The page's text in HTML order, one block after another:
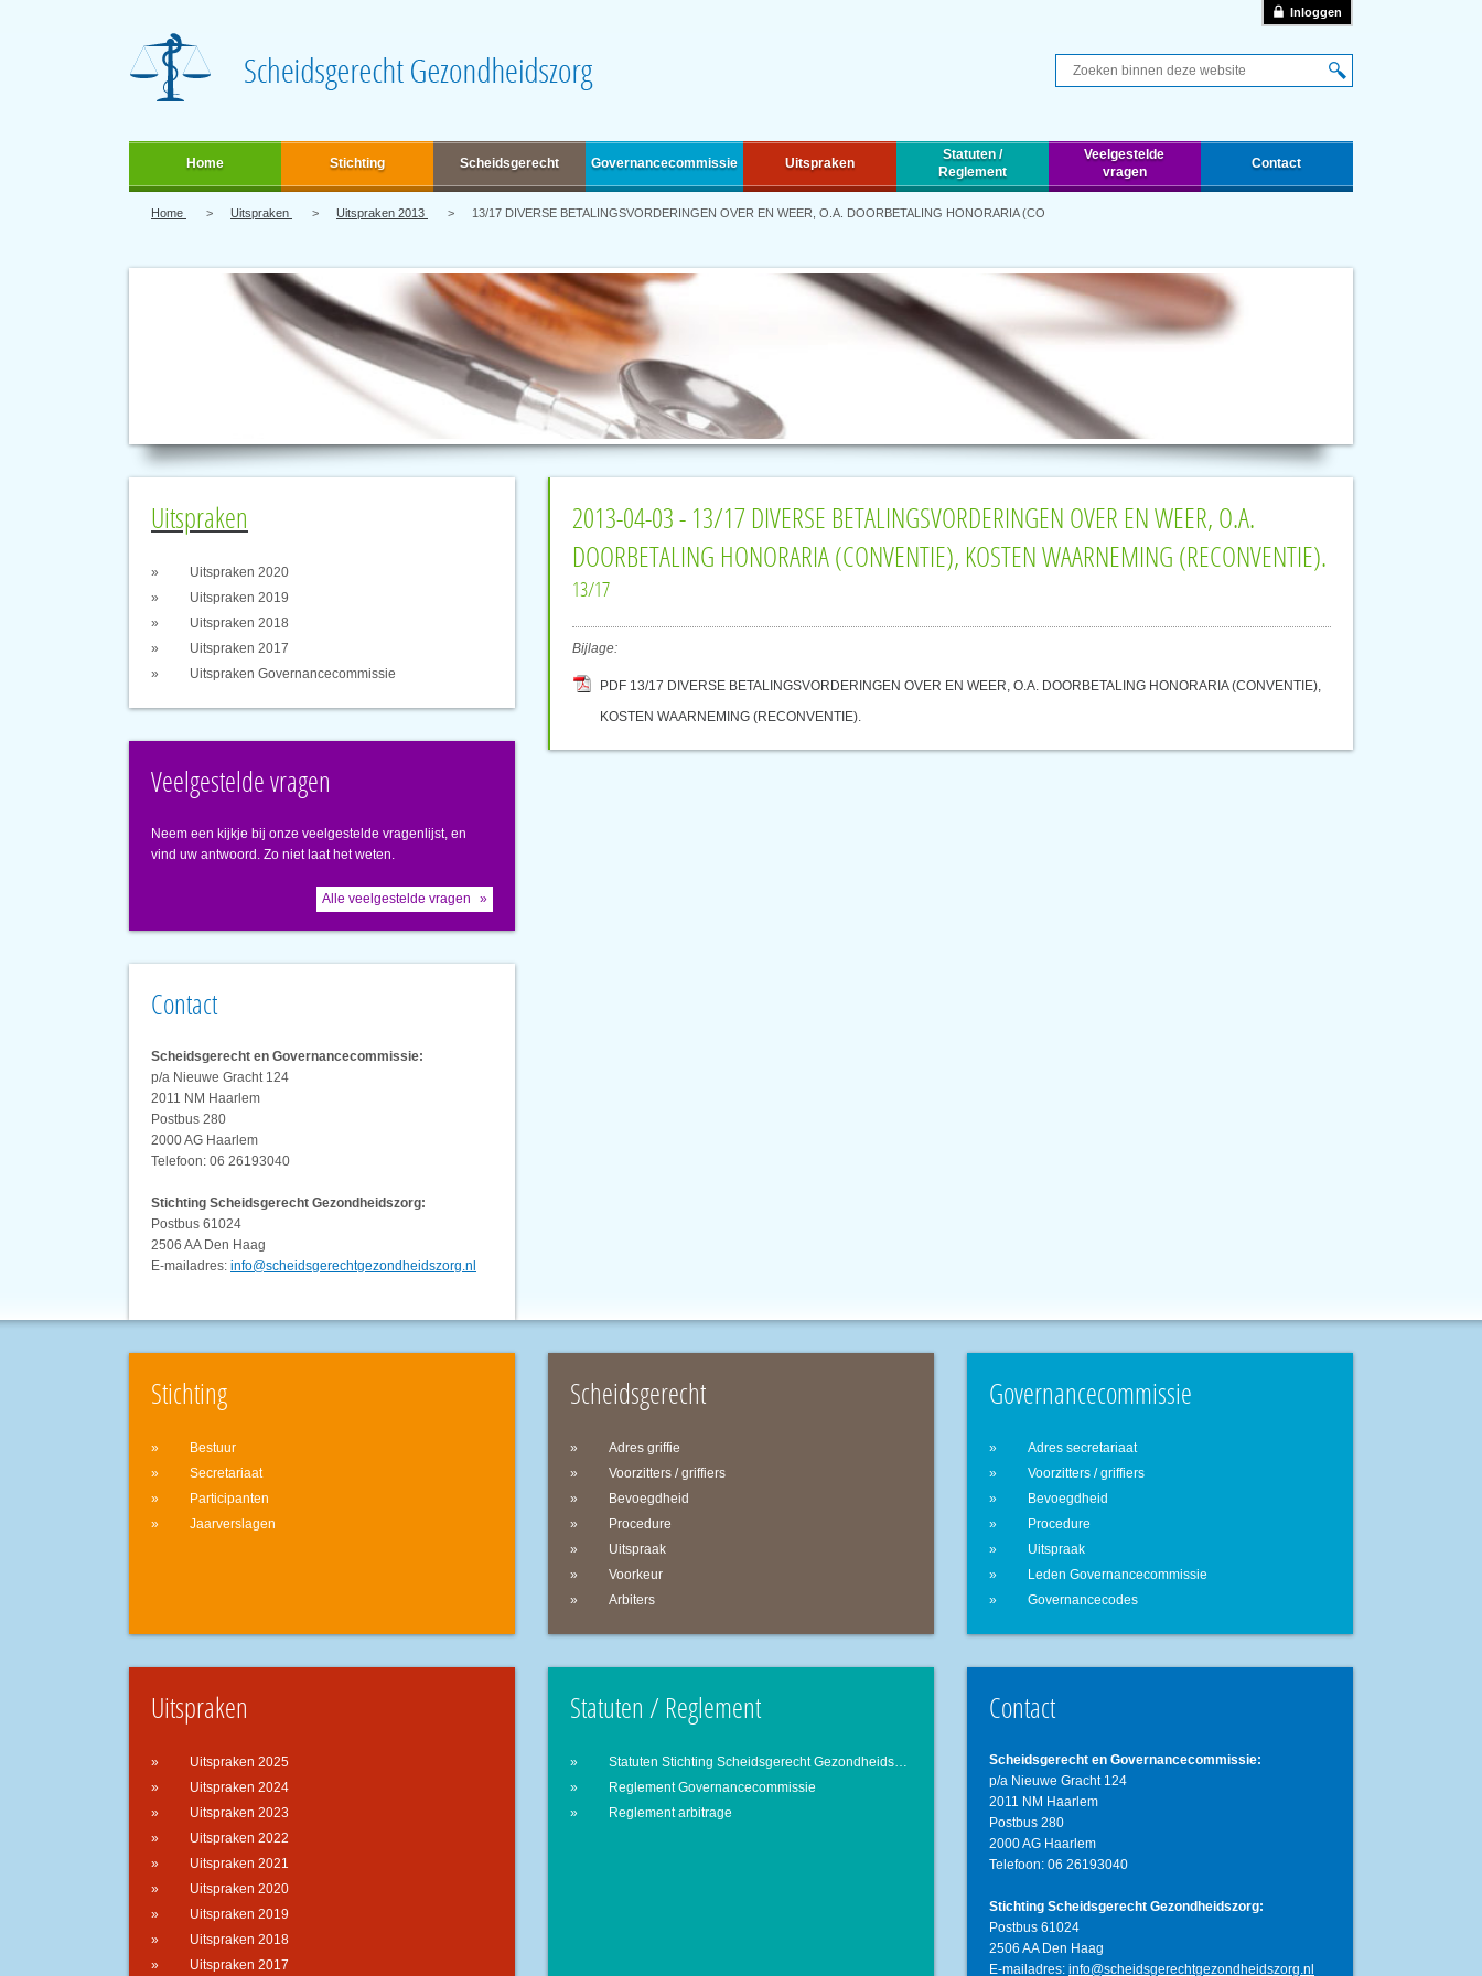
Inloggen
Q
Home Stichting Scheidsgerecht Governancecommissie Uitspraken
Statuten /
Reglement
Veelgestelde
vragen
Contact
Home Uitspraken Uitspraken 2013 13/17 DIVERSE BETALINGSVORDERINGEN OVER EN WEER, O.A. DOORBETALING HONORARIA (CO
Uitspraken
Uitspraken 2020
Uitspraken 2019
Uitspraken 2018
Uitspraken 2017
Uitspraken Governancecommissie
Veelgestelde vragen
Neem een kijkje bij onze veelgestelde vragenlijst, en
vind uw antwoord. Zo niet laat het weten.
Alle veelgestelde vragen
Contact
Scheidsgerecht en Governancecommissie:
p/a Nieuwe Gracht 124
2011 NM Haarlem
Postbus 280
2000 AG Haarlem
Telefoon: 06 26193040
Stichting Scheidsgerecht Gezondheidszorg:
Postbus 61024
2506 AA Den Haag
E-mailadres: info@scheidsgerechtgezondheidszorg.nl
2013-04-03 - 13/17 DIVERSE BETALINGSVORDERINGEN OVER EN WEER, O.A.
DOORBETALING HONORARIA (CONVENTIE), KOSTEN WAARNEMING (RECONVENTIE).
13/17
Bijlage:
PDF 13/17 DIVERSE BETALINGSVORDERINGEN OVER EN WEER, O.A. DOORBETALING HONORARIA (CONVENTIE),
KOSTEN WAARNEMING (RECONVENTIE).
Stichting
Bestuur
Secretariaat
Participanten
Jaarverslagen
Scheidsgerecht
Adres griffie
Voorzitters / griffiers
Bevoegdheid
Procedure
Uitspraak
Voorkeur
Arbiters
Governancecommissie
Adres secretariaat
Voorzitters / griffiers
Bevoegdheid
Procedure
Uitspraak
Leden Governancecommissie
Governancecodes
Uitspraken
Uitspraken 2025
Uitspraken 2024
Uitspraken 2023
Uitspraken 2022
Uitspraken 2021
Uitspraken 2020
Uitspraken 2019
Uitspraken 2018
Uitspraken 2017
Statuten / Reglement
Statuten Stichting Scheidsgerecht Gezondheidszorg
Reglement Governancecommissie
Reglement arbitrage
Contact
Scheidsgerecht en Governancecommissie:
p/a Nieuwe Gracht 124
2011 NM Haarlem
Postbus 280
2000 AG Haarlem
Telefoon: 06 26193040
Stichting Scheidsgerecht Gezondheidszorg:
Postbus 61024
2506 AA Den Haag
E-mailadres: info@scheidsgerechtgezondheidszorg.nl